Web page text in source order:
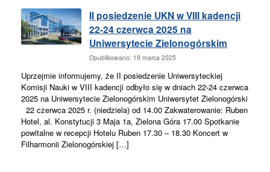
II posiedzenie UKN w VIII kadencji
22-24 czerwca 2025 na
Uniwersytecie Zielonogórskim
Opublikowano: 19 marca 2025
Uprzejmie informujemy, że II posiedzenie Uniwersyteckiej
Komisji Nauki w VIII kadencji odbyło się w dniach 22-24 czerwca
2025 na Uniwersytecie Zielonogórskim Uniwersytet Zielonogórski
22 czerwca 2025 r. (niedziela) od 14.00 Zakwaterowanie: Ruben
Hotel, al. Konstytucji 3 Maja 1a, Zielona Góra 17.00 Spotkanie
powitalne w recepcji Hotelu Ruben 17.30 – 18.30 Koncert w
Filharmonii Zielonogórskiej […]